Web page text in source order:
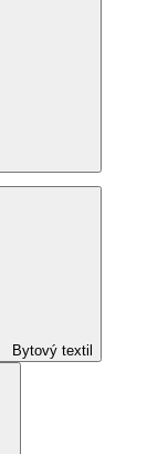
Bytový textil